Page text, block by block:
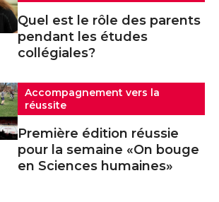
Quel est le rôle des parents
pendant les études
collégiales?
Accompagnement vers la
réussite
Première édition réussie
pour la semaine «On bouge
en Sciences humaines»